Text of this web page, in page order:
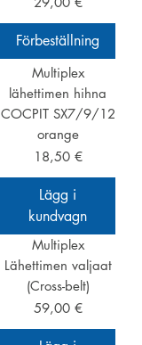
Förbeställning
Multiplex
lähettimen hihna
COCPIT SX7/9/12
orange
Pris
18,50 €
Lägg i
kundvagn
Multiplex
Lähettimen valjaat
(Cross-belt)
Pris
59,00 €